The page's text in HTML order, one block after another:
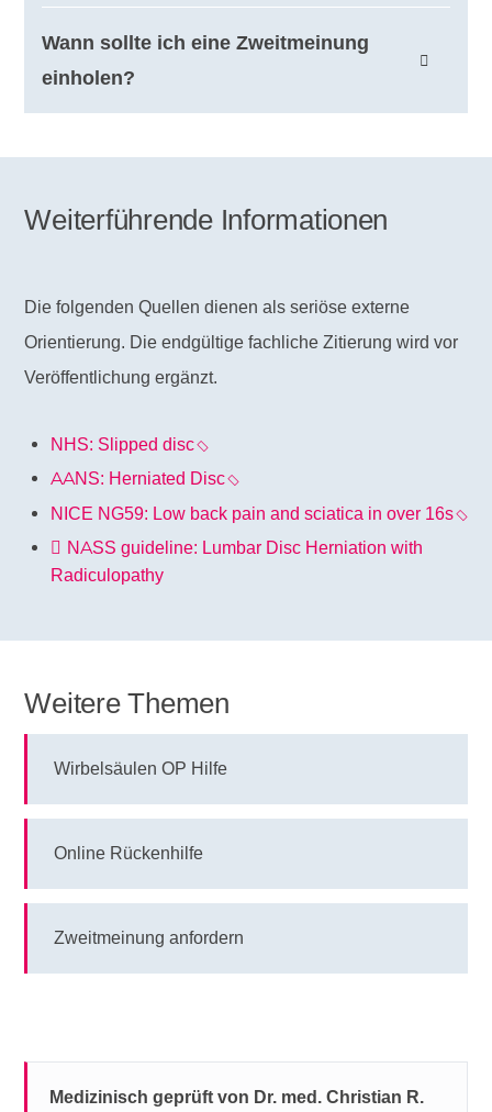
die Schmerzen vollständig zu erklären. Deshalb
Wann sollte ich eine Zweitmeinung
einholen?
Weiterführende Informationen
Die folgenden Quellen dienen als seriöse externe
Orientierung. Die endgültige fachliche Zitierung wird vor
Veröffentlichung ergänzt.
NHS: Slipped disc
AANS: Herniated Disc
NICE NG59: Low back pain and sciatica in over 16s
NASS guideline: Lumbar Disc Herniation with
Radiculopathy
Weitere Themen
Wirbelsäulen OP Hilfe
Online Rückenhilfe
Zweitmeinung anfordern
Medizinisch geprüft von Dr. med. Christian R.